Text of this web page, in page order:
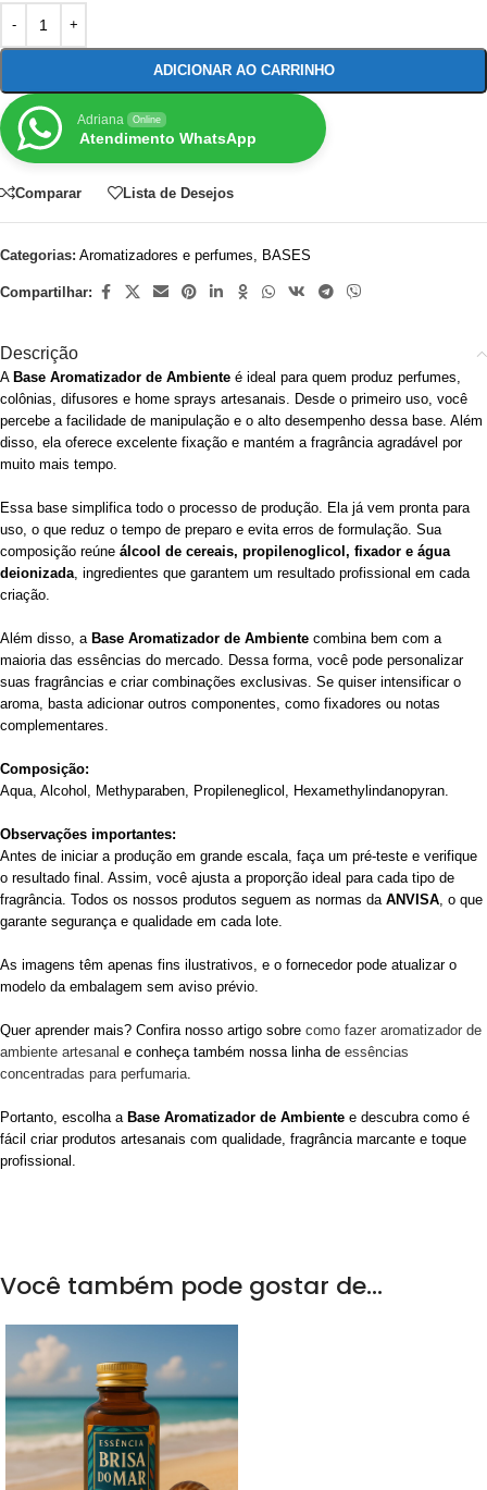
ADICIONAR AO CARRINHO
Adriana Online
Atendimento WhatsApp
Comparar Lista de Desejos
Categorias: Aromatizadores e perfumes, BASES
Compartilhar:
Descrição
A Base Aromatizador de Ambiente é ideal para quem produz perfumes,
colônias, difusores e home sprays artesanais. Desde o primeiro uso, você
percebe a facilidade de manipulação e o alto desempenho dessa base. Além
disso, ela oferece excelente fixação e mantém a fragrância agradável por
muito mais tempo.
Essa base simplifica todo o processo de produção. Ela já vem pronta para
uso, o que reduz o tempo de preparo e evita erros de formulação. Sua
composição reúne álcool de cereais, propilenoglicol, fixador e água
deionizada, ingredientes que garantem um resultado profissional em cada
criação.
Além disso, a Base Aromatizador de Ambiente combina bem com a
maioria das essências do mercado. Dessa forma, você pode personalizar
suas fragrâncias e criar combinações exclusivas. Se quiser intensificar o
aroma, basta adicionar outros componentes, como fixadores ou notas
complementares.
Composição:
Aqua, Alcohol, Methyparaben, Propileneglicol, Hexamethylindanopyran.
Observações importantes:
Antes de iniciar a produção em grande escala, faça um pré-teste e verifique
o resultado final. Assim, você ajusta a proporção ideal para cada tipo de
fragrância. Todos os nossos produtos seguem as normas da ANVISA, o que
garante segurança e qualidade em cada lote.
As imagens têm apenas fins ilustrativos, e o fornecedor pode atualizar o
modelo da embalagem sem aviso prévio.
Quer aprender mais? Confira nosso artigo sobre como fazer aromatizador de
ambiente artesanal e conheça também nossa linha de essências
concentradas para perfumaria.
Portanto, escolha a Base Aromatizador de Ambiente e descubra como é
fácil criar produtos artesanais com qualidade, fragrância marcante e toque
profissional.
Você também pode gostar de…